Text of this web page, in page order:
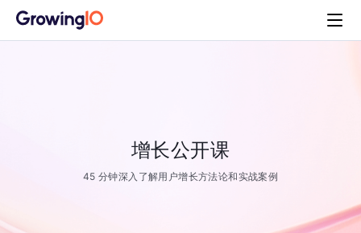
增长公开课
45 分钟深入了解用户增长方法论和实战案例